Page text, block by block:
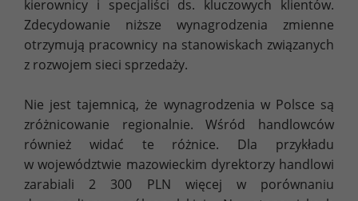
kierownicy i specjaliści ds. kluczowych klientów.
Zdecydowanie niższe wynagrodzenia zmienne
otrzymują pracownicy na stanowiskach związanych
z rozwojem sieci sprzedaży.
Nie jest tajemnicą, że wynagrodzenia w Polsce są
zróżnicowanie regionalnie. Wśród handlowców
również widać te różnice. Dla przykładu
w województwie mazowieckim dyrektorzy handlowi
zarabiali 2 300 PLN więcej w porównaniu